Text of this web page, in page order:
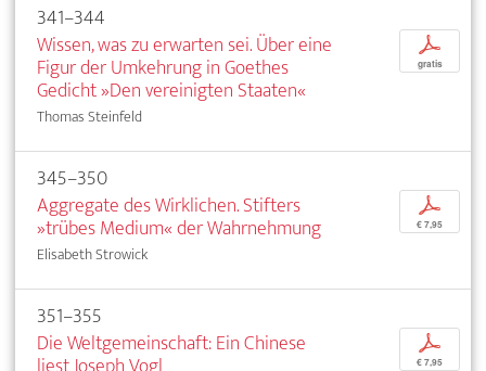
341–344
Wissen, was zu erwarten sei. Über eine
Figur der Umkehrung in Goethes
Gedicht »Den vereinigten Staaten«
Thomas Steinfeld
p
gratis
345–350
Aggregate des Wirklichen. Stifters
»trübes Medium« der Wahrnehmung
Elisabeth Strowick
p
€ 7,95
351–355
Die Weltgemeinschaft: Ein Chinese
p
€ 7,95